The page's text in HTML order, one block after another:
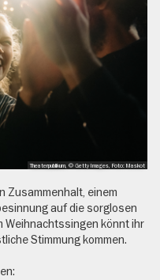
Theaterpublikum, © Getty Images, Foto: Maskot
Zusammenhalt, einem
auf die sorglosen
Weihnachtssingen könnt ihr
Stimmung kommen.